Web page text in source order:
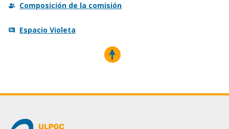
Composición de la comisión
Espacio Violeta